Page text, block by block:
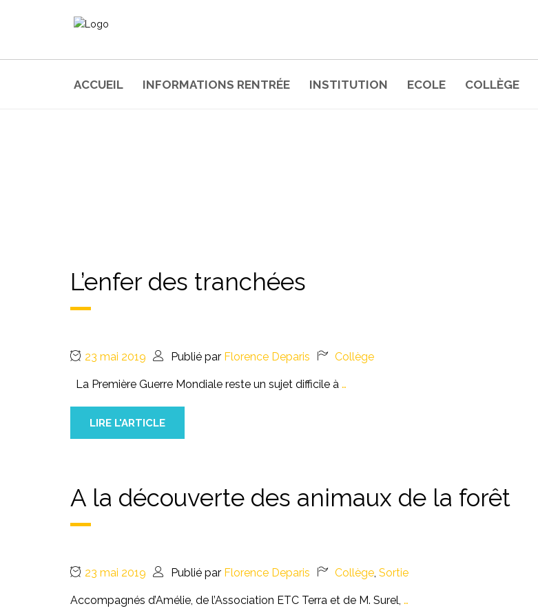
ACCUEIL INFORMATIONS RENTRÉE INSTITUTION ECOLE COLLÈGE
L’enfer des tranchées
23 mai 2019 Publié par Florence Deparis Collège
La Première Guerre Mondiale reste un sujet difficile à …
LIRE L'ARTICLE
A la découverte des animaux de la forêt
23 mai 2019 Publié par Florence Deparis Collège, Sortie
Accompagnés d’Amélie, de l’Association ETC Terra et de M. Surel, …